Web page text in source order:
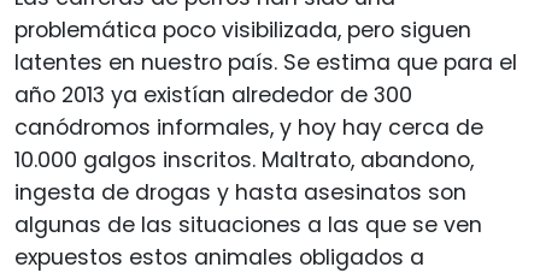
problemática poco visibilizada, pero siguen
latentes en nuestro país. Se estima que para el
año 2013 ya existían alrededor de 300
canódromos informales, y hoy hay cerca de
10.000 galgos inscritos. Maltrato, abandono,
ingesta de drogas y hasta asesinatos son
algunas de las situaciones a las que se ven
expuestos estos animales obligados a